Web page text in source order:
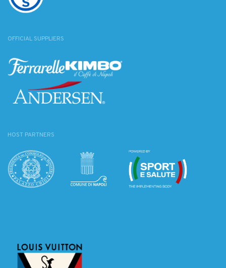
OFFICIAL SUPPLIERS
HOST PARTNERS